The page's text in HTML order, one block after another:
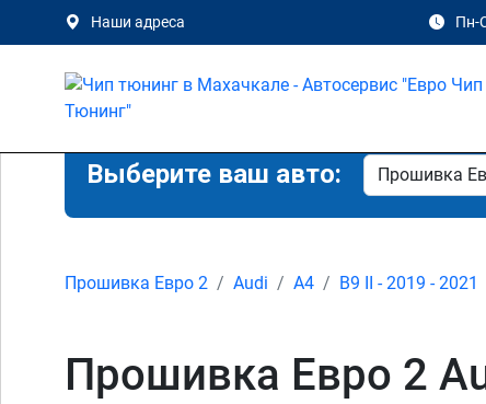
Наши адреса Пн-
Выберите ваш авто:
Прошивка Евро 2 Audi A4 B9 II - 2019 - 2021
Прошивка Евро 2